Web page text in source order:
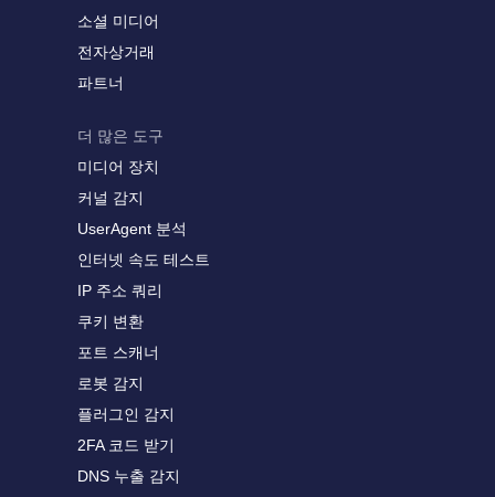
소셜 미디어
전자상거래
파트너
더 많은 도구
미디어 장치
커널 감지
UserAgent 분석
인터넷 속도 테스트
IP 주소 쿼리
쿠키 변환
포트 스캐너
로봇 감지
플러그인 감지
2FA 코드 받기
DNS 누출 감지